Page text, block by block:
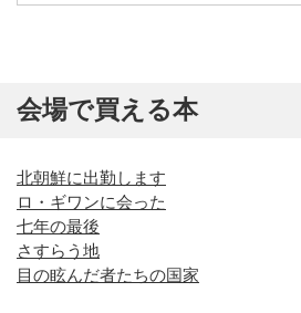
会場で買える本
北朝鮮に出勤します
ロ・ギワンに会った
七年の最後
さすらう地
目の眩んだ者たちの国家